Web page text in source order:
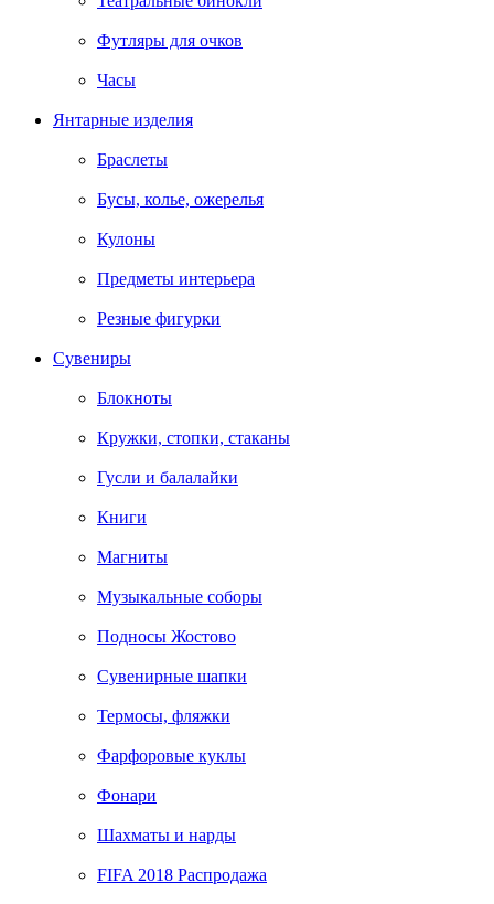
Футляры для очков
Часы
Янтарные изделия
Браслеты
Бусы, колье, ожерелья
Кулоны
Предметы интерьера
Резные фигурки
Сувениры
Блокноты
Кружки, стопки, стаканы
Гусли и балалайки
Книги
Магниты
Музыкальные соборы
Подносы Жостово
Сувенирные шапки
Термосы, фляжки
Фарфоровые куклы
Фонари
Шахматы и нарды
FIFA 2018 Распродажа